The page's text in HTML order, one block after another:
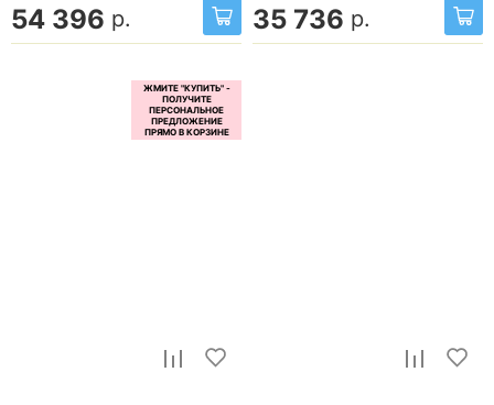
54 396 р. 35 736 р.